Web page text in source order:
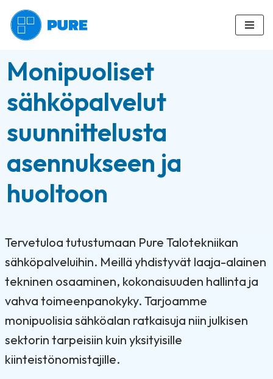
Siirry
sisältöön
Monipuoliset
sähköpalvelut
suunnittelusta
asennukseen ja
huoltoon
Tervetuloa tutustumaan Pure Talotekniikan
sähköpalveluihin. Meillä yhdistyvät laaja-alainen
tekninen osaaminen, kokonaisuuden hallinta ja
vahva toimeenpanokyky. Tarjoamme
monipuolisia sähköalan ratkaisuja niin julkisen
sektorin tarpeisiin kuin yksityisille
kiinteistönomistajille.